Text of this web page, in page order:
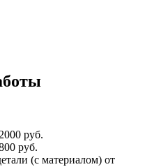
руб.
руб.
(с материалом) от